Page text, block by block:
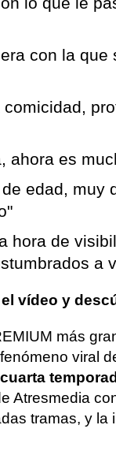
con la que
ahora es
edad, muy
hora de
a
vídeo y
más
viral
Atresmedia
tramas, y la